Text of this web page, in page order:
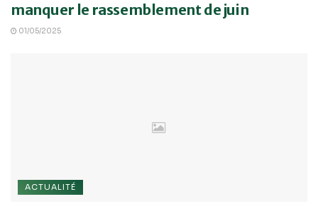
manquer le rassemblement de juin
01/05/2025
ACTUALITÉ